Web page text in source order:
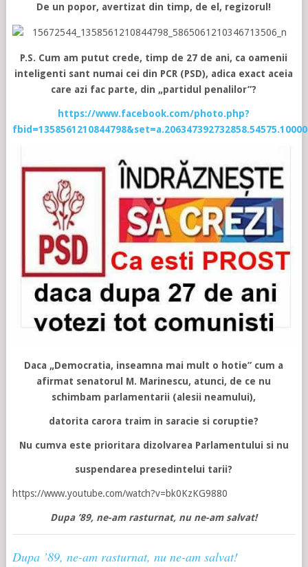
De un popor, avertizat din timp, de el, regizorul!
P.S. Cum am putut crede, timp de 27 de ani, ca oamenii
inteligenti sant numai cei din PCR (PSD), adica exact aceia
care azi fac parte, din „partidul penalilor”?
https://www.facebook.com/photo.php?
Daca „Democratia, inseamna mai mult o hotie” cum a
afirmat senatorul M. Marinescu, atunci, de ce nu
schimbam parlamentarii (alesii neamului),
datorita carora traim in saracie si coruptie?
Nu cumva este prioritara dizolvarea Parlamentului si nu
suspendarea presedintelui tarii?
https://www.youtube.com/watch?v=bk0KzKG9880
Dupa ’89, ne-am rasturnat, nu ne-am salvat!
Dupa ’89, ne-am rasturnat, nu ne-am salvat!